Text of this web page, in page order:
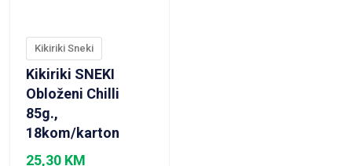
Kikiriki Sneki
Kikiriki SNEKI
Obloženi Chilli
85g.,
18kom/karton
25,30 KM